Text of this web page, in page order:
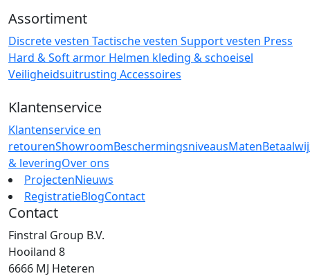
Assortiment
Discrete vesten Tactische vesten Support vesten Press
Hard & Soft armor Helmen kleding & schoeisel
Veiligheidsuitrusting Accessoires
Klantenservice
Klantenservice en
retourenShowroomBeschermingsniveausMaten
& leveringOver ons
ProjectenNieuws
RegistratieBlogContact
Contact
Finstral Group B.V.
Hooiland 8
6666 MJ Heteren